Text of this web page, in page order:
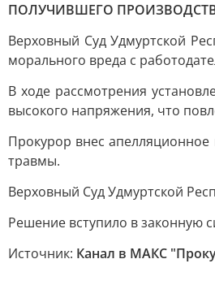
ПОЛУЧИВШЕГО
Верховный Суд Удмуртской
морального вреда с
В ходе рассмотрения
высокого напряжения, что
Прокурор внес апелляционное
травмы.
Верховный Суд Удмуртской
Решение вступило в законную
Источник: Канал в МАКС